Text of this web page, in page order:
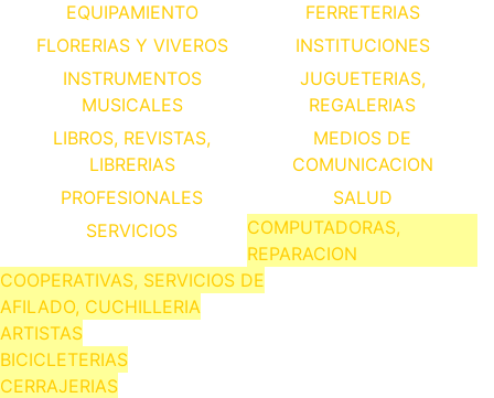
EQUIPAMIENTO
FERRETERIAS
FLORERIAS Y VIVEROS
INSTITUCIONES
INSTRUMENTOS
MUSICALES
JUGUETERIAS,
REGALERIAS
LIBROS, REVISTAS,
LIBRERIAS
MEDIOS DE
COMUNICACION
PROFESIONALES
SALUD
SERVICIOS
COMPUTADORAS,
REPARACION
COOPERATIVAS, SERVICIOS DE
AFILADO, CUCHILLERIA
ARTISTAS
BICICLETERIAS
CERRAJERIAS